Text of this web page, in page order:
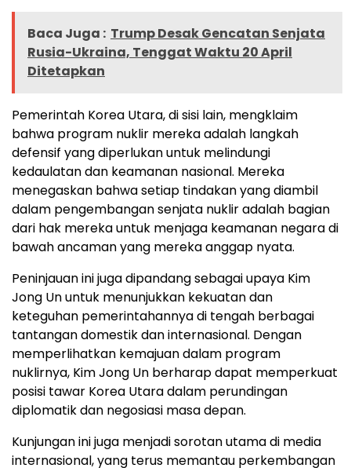
Baca Juga : Trump Desak Gencatan Senjata
Rusia-Ukraina, Tenggat Waktu 20 April
Ditetapkan
Pemerintah Korea Utara, di sisi lain, mengklaim
bahwa program nuklir mereka adalah langkah
defensif yang diperlukan untuk melindungi
kedaulatan dan keamanan nasional. Mereka
menegaskan bahwa setiap tindakan yang diambil
dalam pengembangan senjata nuklir adalah bagian
dari hak mereka untuk menjaga keamanan negara di
bawah ancaman yang mereka anggap nyata.
Peninjauan ini juga dipandang sebagai upaya Kim
Jong Un untuk menunjukkan kekuatan dan
keteguhan pemerintahannya di tengah berbagai
tantangan domestik dan internasional. Dengan
memperlihatkan kemajuan dalam program
nuklirnya, Kim Jong Un berharap dapat memperkuat
posisi tawar Korea Utara dalam perundingan
diplomatik dan negosiasi masa depan.
Kunjungan ini juga menjadi sorotan utama di media
internasional, yang terus memantau perkembangan